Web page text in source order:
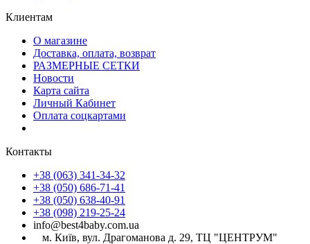
Клиентам
О магазине
Доставка, оплата, возврат
РАЗМЕРНЫЕ СЕТКИ
Новости
Карта сайта
Личный Кабинет
Оплата соцкартами
Контакты
+38 (063) 341-34-32
+38 (050) 686-71-41
+38 (050) 638-40-91
+38 (098) 219-25-24
info@best4baby.com.ua
м. Київ, вул. Драгоманова д. 29, ТЦ "ЦЕНТРУМ"